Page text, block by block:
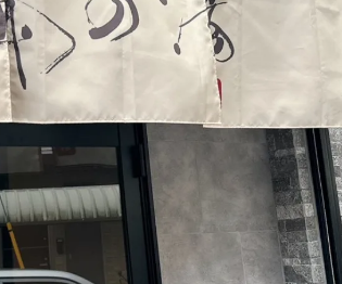
書籍・雑誌出版
CAMPFIRE for Social Good
CAMPFIREふるさと納税